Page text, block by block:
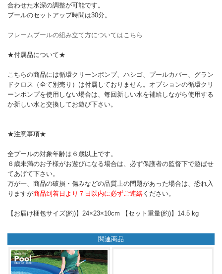
合わせた水深の調整が可能です。
プールのセットアップ時間は30分。
フレームプールの組み立て方についてはこちら
★付属品について★
こちらの商品には循環クリーンポンプ、ハシゴ、プールカバー、グラン
ドクロス（全て別売り）は付属しておりません。オプションの循環クリ
ーンポンプを使用しない場合は、毎回新しい水を補給しながら使用する
か新しい水と交換してお遊び下さい。
★注意事項★
全プールの対象年齢は６歳以上です。
６歳未満のお子様がお遊びになる場合は、必ず保護者の監督下で遊ばせ
てあげて下さい。
万が一、商品の破損・傷みなどの品質上の問題があった場合は、恐れ入
りますが商品到着日より７日以内に必ずご連絡 ください。
【お届け梱包サイズ(約)】24×23×10cm 【セット重量(約)】14.5 kg
関連商品